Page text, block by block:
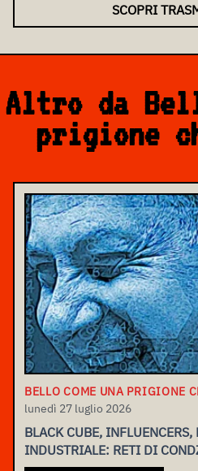
SCOPRI
Altro da
prigione
BELLO COME UNA PRIGIONE
lunedì 27 luglio 2026
BLACK CUBE,
INDUSTRIALE: RETI DI